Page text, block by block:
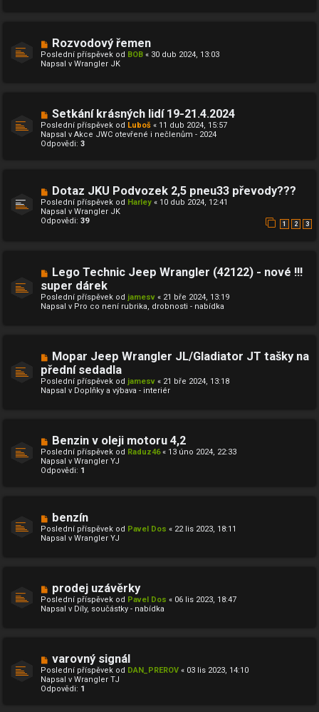
ě
v
N
o
v
ý
p
ě
v
e
Rozvodový řemen
Poslední příspěvek od BOB « 30 dub 2024, 13:03
Napsal v Wrangler JK
N
o
v
ý
p
p
ě
v
e
k
Setkání krásných lidí 19-21.4.2024
Poslední příspěvek od Luboš « 11 dub 2024, 15:57
Napsal v Akce JWC otevřené i nečlenům - 2024
Odpovědi: 3
N
o
v
ý
p
e
k
Dotaz JKU Podvozek 2,5 pneu33 převody???
Poslední příspěvek od Harley « 10 dub 2024, 12:41
Napsal v Wrangler JK
Odpovědi: 39 1 2 3
N
o
v
ý
p
ě
e
k
Lego Technic Jeep Wrangler (42122) - nové !!!
super dárek
Poslední příspěvek od jamesv « 21 bře 2024, 13:19
Napsal v Pro co není rubrika, drobnosti - nabídka
N
o
v
ý
p
ě
e
k
Mopar Jeep Wrangler JL/Gladiator JT tašky na
přední sedadla
Poslední příspěvek od jamesv « 21 bře 2024, 13:18
Napsal v Doplňky a výbava - interiér
N
o
v
ý
p
p
ě
v
e
Benzin v oleji motoru 4,2
Poslední příspěvek od Raduz46« 13 úno 2024, 22:33
Napsal v Wrangler YJ
Odpovědi: 1
N
o
v
ý
ě
v
benzín
Poslední příspěvek od Pavel Dos « 22 lis 2023, 18:11
Napsal v Wrangler YJ
N
o
v
ý
p
ě
v
e
prodej uzávěrky
Poslední příspěvek od Pavel Dos « 06 lis 2023, 18:47
Napsal v Díly, součástky - nabídka
N
v
ý
p
varovný signál
Poslední příspěvek od DAN_PREROV « 03 lis 2023, 14:10
Napsal v Wrangler TJ
Odpovědi: 1